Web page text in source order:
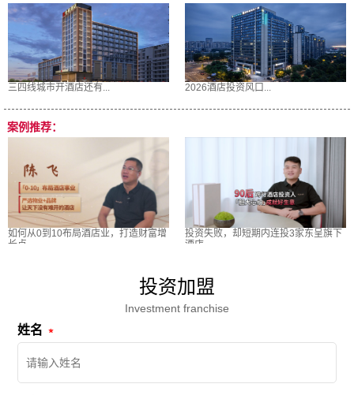
三四线城市开酒店还有... 2026酒店投资风口...
案例推荐：
如何从0到10布局酒店业，打造财富增
长点
投资失败，却短期内连投3家东呈旗下
酒店
投资加盟
Investment franchise
姓名